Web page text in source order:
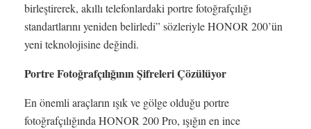
birleştirerek, akıllı telefonlardaki portre fotoğrafçılığı
standartlarını yeniden belirledi” sözleriyle HONOR 200’ün
yeni teknolojisine değindi.
Portre Fotoğrafçılığının Şifreleri Çözülüyor
En önemli araçların ışık ve gölge olduğu portre
fotoğrafçılığında HONOR 200 Pro, ışığın en ince